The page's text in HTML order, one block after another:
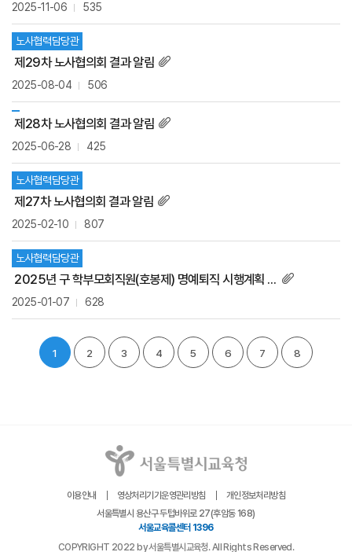
2025-11-06 535
노사협력담당관
제29차 노사협의회 결과 알림
2025-08-04 506
제28차 노사협의회 결과 알림
2025-06-28 425
노사협력담당관
제27차 노사협의회 결과 알림
2025-02-10 807
노사협력담당관
2025년 구 학부모회직원(호봉제) 명예퇴직 시행계획 공고
2025-01-07 628
1 2 3 4 5 6 7 8
이용안내 영상처리기기운영관리방침
개인정보처리방침
서울특별시 용산구 두텁바위로 27(후암동 168)
서울교육콜센터 1396
COPYRIGHT 2022 by 서울특별시교육청. All Rights Reserved.